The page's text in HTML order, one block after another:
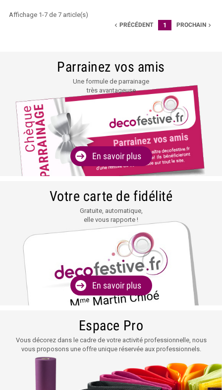
Affichage 1-7 de 7 article(s)
 PRÉCÉDENT 1 PROCHAIN 
Parrainez vos amis
Une formule de parrainage
très avantageuse
En savoir plus
Votre carte de fidélité
Gratuite, automatique,
elle vous rapporte !
En savoir plus
Espace Pro
Vous décorez dans le cadre de votre activité professionnelle, nous
vous proposons une offre unique réservée aux professionnels.